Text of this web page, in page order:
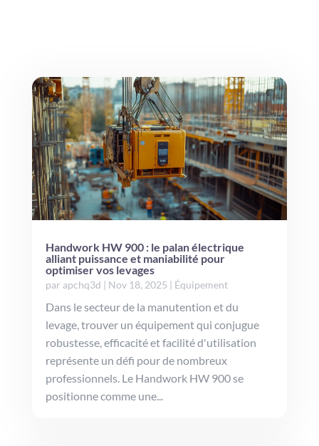
Handwork HW 900 : le palan électrique
alliant puissance et maniabilité pour
optimiser vos levages
par apchq3d | Nov 18, 2025 | Équipement
Dans le secteur de la manutention et du
levage, trouver un équipement qui conjugue
robustesse, efficacité et facilité d'utilisation
représente un défi pour de nombreux
professionnels. Le Handwork HW 900 se
positionne comme une...